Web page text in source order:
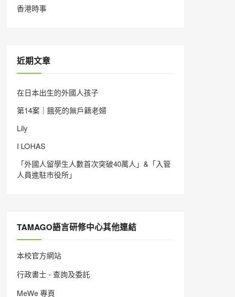
香港時事
近期文章
在日本出生的外國人孩子
第14案｜餓死的無戶籍老婦
Lily
I LOHAS
「外國人留學生人數首次突破40萬人」&「入管
人員進駐市役所」
TAMAGO語言研修中心其他連結
本校官方網站
行政書士 - 查詢及委託
MeWe 專頁